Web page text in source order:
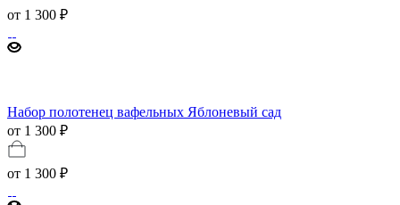
от 1 300 ₽
Набор полотенец вафельных Яблоневый сад
от 1 300 ₽
от 1 300 ₽